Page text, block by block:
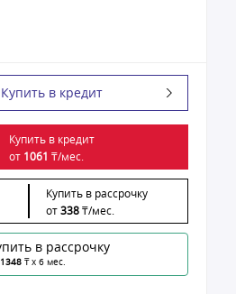
Купить в кредит
Купить в кредит
от 1061 ₸/мес.
Купить в рассрочку
от338₸/мес.
в рассрочку
1348 ₸ x 6 мес.